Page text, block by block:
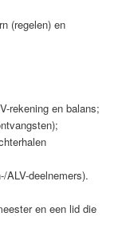
(regelen) en
rekening en balans;
ALV-deelnemers).
en een lid die